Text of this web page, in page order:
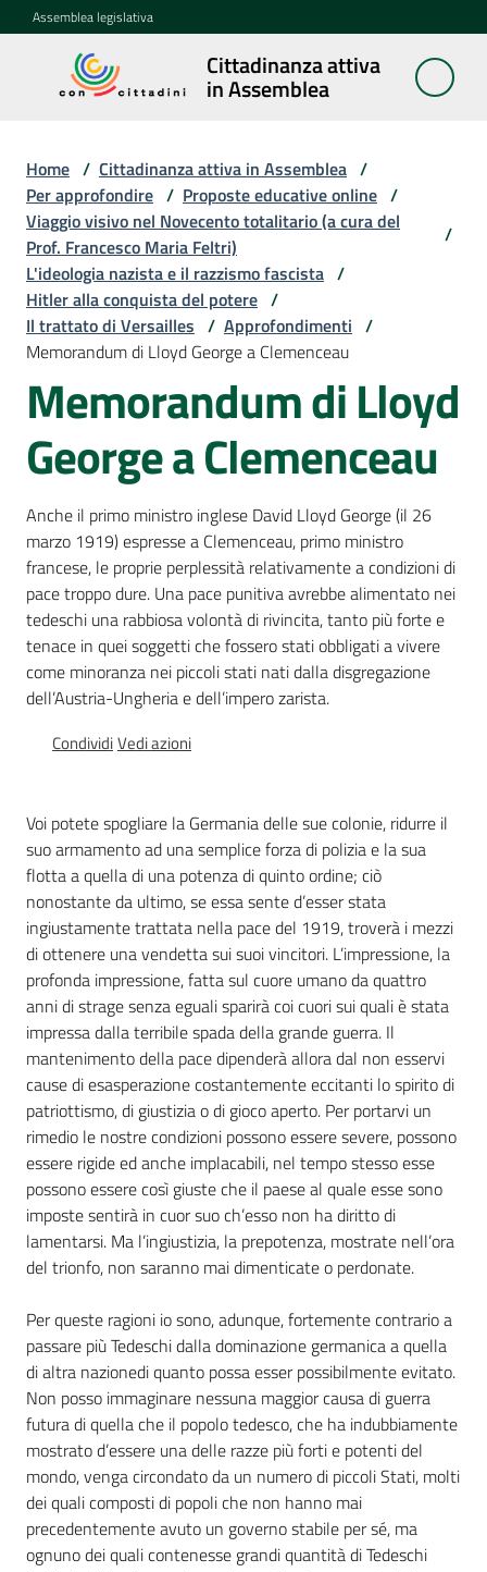
Vai al contenuto
Vai alla navigazione
Vai al footer
Assemblea legislativa
Cittadinanza attiva
in Assemblea
Cittadinanza
attiva in
Concittadini
Porte
aperte
in
Assemblea
Mostre
itineranti
Percorsi
sulla
memoria
Seguici
su
Assemblea
legislativa
Assemblea
Attività
Argomenti
Per i media
Per i cittadini
Home / Cittadinanza attiva in Assemblea /
Per approfondire / Proposte educative online /
Viaggio visivo nel Novecento totalitario (a cura del
Prof. Francesco Maria Feltri)
/
L'ideologia nazista e il razzismo fascista /
Hitler alla conquista del potere /
Il trattato di Versailles / Approfondimenti /
Memorandum di Lloyd George a Clemenceau
Memorandum di Lloyd
George a Clemenceau
Anche il primo ministro inglese David Lloyd George (il 26
marzo 1919) espresse a Clemenceau, primo ministro
francese, le proprie perplessità relativamente a condizioni di
pace troppo dure. Una pace punitiva avrebbe alimentato nei
tedeschi una rabbiosa volontà di rivincita, tanto più forte e
tenace in quei soggetti che fossero stati obbligati a vivere
come minoranza nei piccoli stati nati dalla disgregazione
dell’Austria-Ungheria e dell’impero zarista.
CondividiVedi azioni
Voi potete spogliare la Germania delle sue colonie, ridurre il
suo armamento ad una semplice forza di polizia e la sua
flotta a quella di una potenza di quinto ordine; ciò
nonostante da ultimo, se essa sente d’esser stata
ingiustamente trattata nella pace del 1919, troverà i mezzi
di ottenere una vendetta sui suoi vincitori. L’impressione, la
profonda impressione, fatta sul cuore umano da quattro
anni di strage senza eguali sparirà coi cuori sui quali è stata
impressa dalla terribile spada della grande guerra. Il
mantenimento della pace dipenderà allora dal non esservi
cause di esasperazione costantemente eccitanti lo spirito di
patriottismo, di giustizia o di gioco aperto. Per portarvi un
rimedio le nostre condizioni possono essere severe, possono
essere rigide ed anche implacabili, nel tempo stesso esse
possono essere così giuste che il paese al quale esse sono
imposte sentirà in cuor suo ch’esso non ha diritto di
lamentarsi. Ma l’ingiustizia, la prepotenza, mostrate nell’ora
del trionfo, non saranno mai dimenticate o perdonate.
Per queste ragioni io sono, adunque, fortemente contrario a
passare più Tedeschi dalla dominazione germanica a quella
di altra nazionedi quanto possa esser possibilmente evitato.
Non posso immaginare nessuna maggior causa di guerra
futura di quella che il popolo tedesco, che ha indubbiamente
mostrato d’essere una delle razze più forti e potenti del
mondo, venga circondato da un numero di piccoli Stati, molti
dei quali composti di popoli che non hanno mai
precedentemente avuto un governo stabile per sé, ma
ognuno dei quali contenesse grandi quantità di Tedeschi